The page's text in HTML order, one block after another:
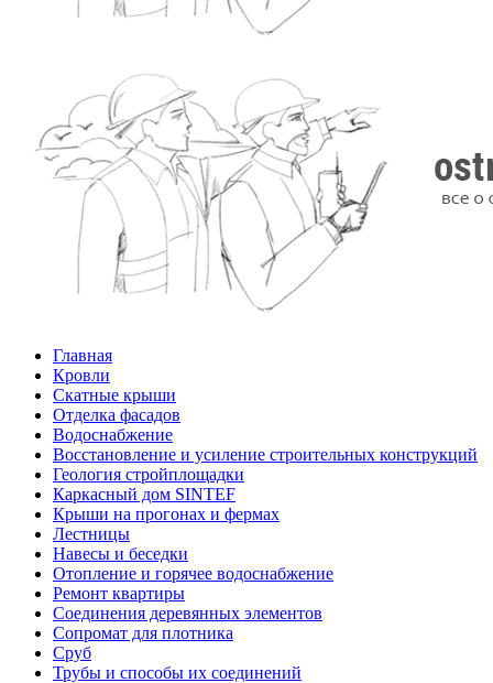
Главная
Кровли
Скатные крыши
Отделка фасадов
Водоснабжение
Восстановление и усиление строительных конструкций
Геология стройплощадки
Каркасный дом SINTEF
Крыши на прогонах и фермах
Лестницы
Навесы и беседки
Отопление и горячее водоснабжение
Ремонт квартиры
Соединения деревянных элементов
Сопромат для плотника
Сруб
Трубы и способы их соединений